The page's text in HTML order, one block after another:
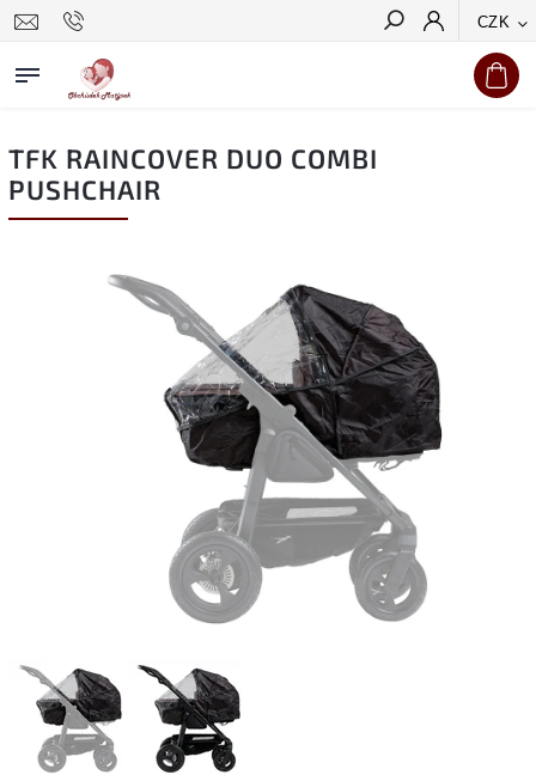
CZK
Hledat
TFK RAINCOVER DUO COMBI
PUSHCHAIR